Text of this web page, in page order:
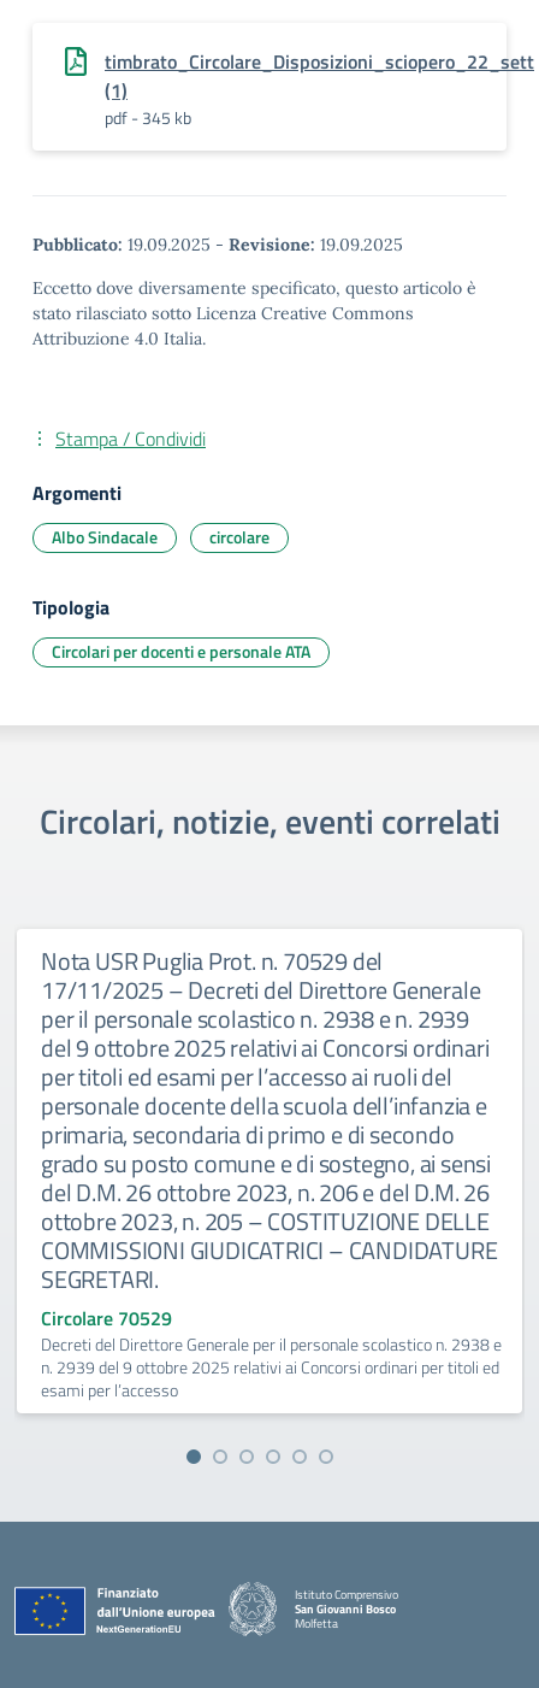
timbrato_Circolare_Disposizioni_sciopero_22_sett
(1)
pdf - 345 kb
Pubblicato: 19.09.2025 - Revisione: 19.09.2025
Eccetto dove diversamente specificato, questo articolo è
stato rilasciato sotto Licenza Creative Commons
Attribuzione 4.0 Italia.
Stampa / Condividi
Argomenti
Albo Sindacale circolare
Tipologia
Circolari per docenti e personale ATA
Circolari, notizie, eventi correlati
Nota USR Puglia Prot. n. 70529 del
17/11/2025 – Decreti del Direttore Generale
per il personale scolastico n. 2938 e n. 2939
del 9 ottobre 2025 relativi ai Concorsi ordinari
per titoli ed esami per l’accesso ai ruoli del
personale docente della scuola dell’infanzia e
primaria, secondaria di primo e di secondo
grado su posto comune e di sostegno, ai sensi
del D.M. 26 ottobre 2023, n. 206 e del D.M. 26
ottobre 2023, n. 205 – COSTITUZIONE DELLE
COMMISSIONI GIUDICATRICI – CANDIDATURE
SEGRETARI.
Circolare 70529
Decreti del Direttore Generale per il personale scolastico n. 2938 e
n. 2939 del 9 ottobre 2025 relativi ai Concorsi ordinari per titoli ed
esami per l’accesso
Istituto Comprensivo
San Giovanni Bosco
Molfetta